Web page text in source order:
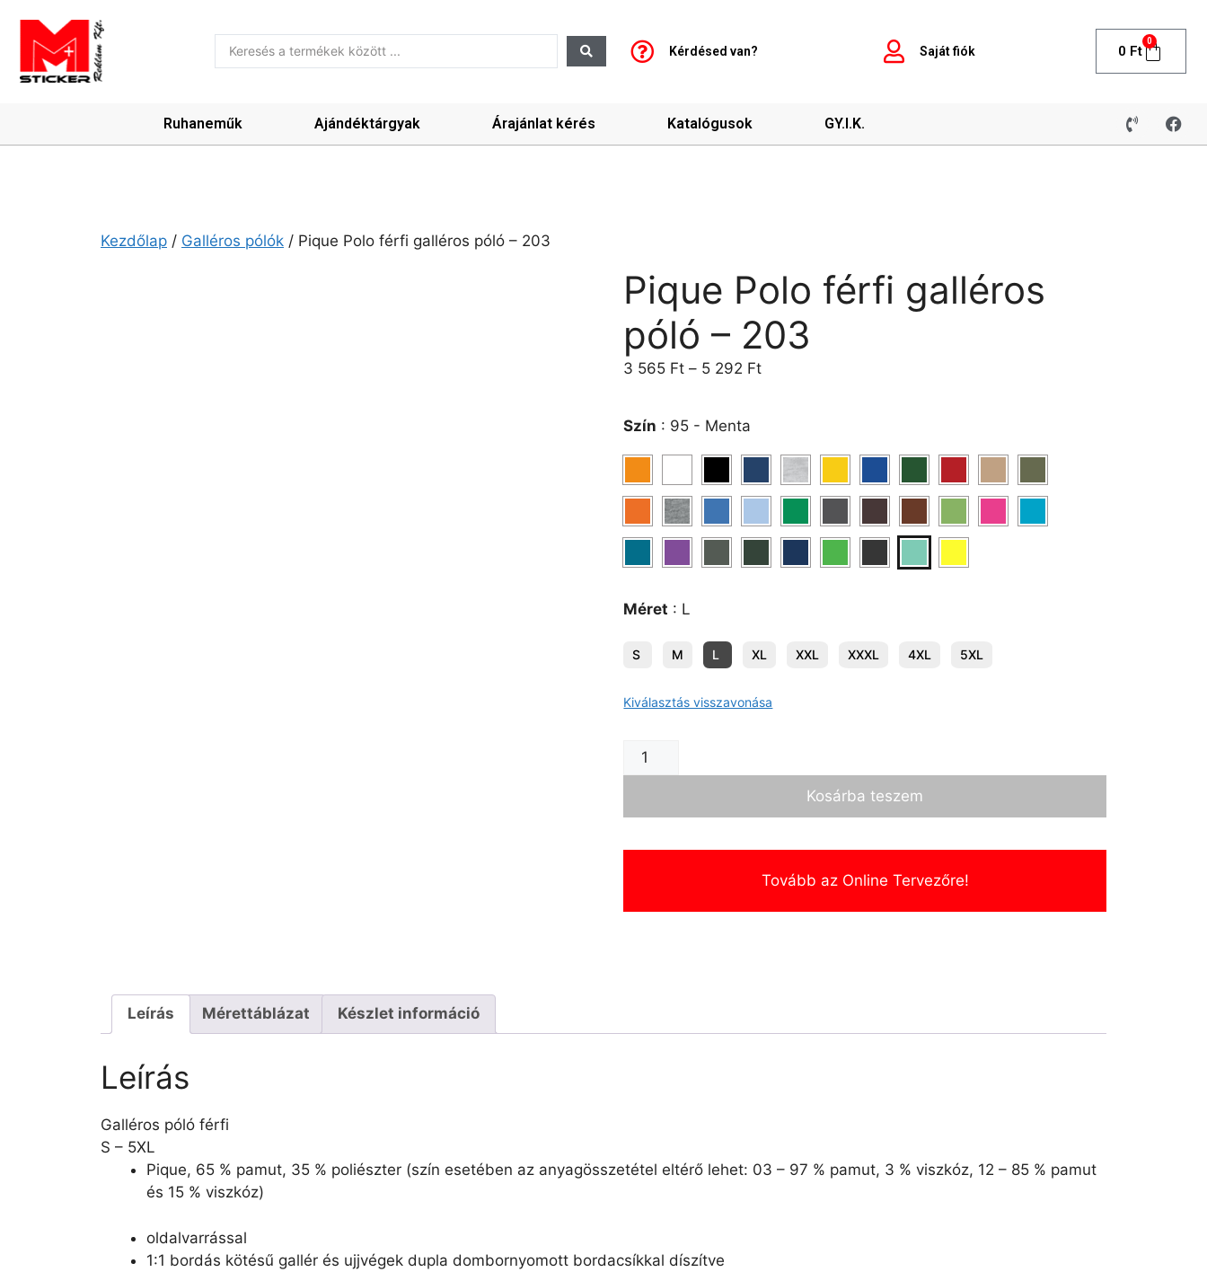
Kérdésed van? Saját fiók 0 Ft
0
Ruhaneműk Ajándéktárgyak Árajánlat kérés Katalógusok GY.I.K.
Kezdőlap / Galléros pólók / Pique Polo férfi galléros póló – 203
Pique Polo férfi galléros
póló – 203
3 565 Ft – 5 292 Ft
Szín : 95 - Menta
Méret : L
S M L XL XXL XXXL 4XL 5XL
Kiválasztás visszavonása
Kosárba teszem
Tovább az Online Tervezőre!
Leírás Mérettáblázat Készlet információ
Leírás
Galléros póló férfi
S – 5XL
Pique, 65 % pamut, 35 % poliészter (szín esetében az anyagösszetétel eltérő lehet: 03 – 97 % pamut, 3 % viszkóz, 12 – 85 % pamut
és 15 % viszkóz)
oldalvarrással
1:1 bordás kötésű gallér és ujjvégek dupla dombornyomott bordacsíkkal díszítve